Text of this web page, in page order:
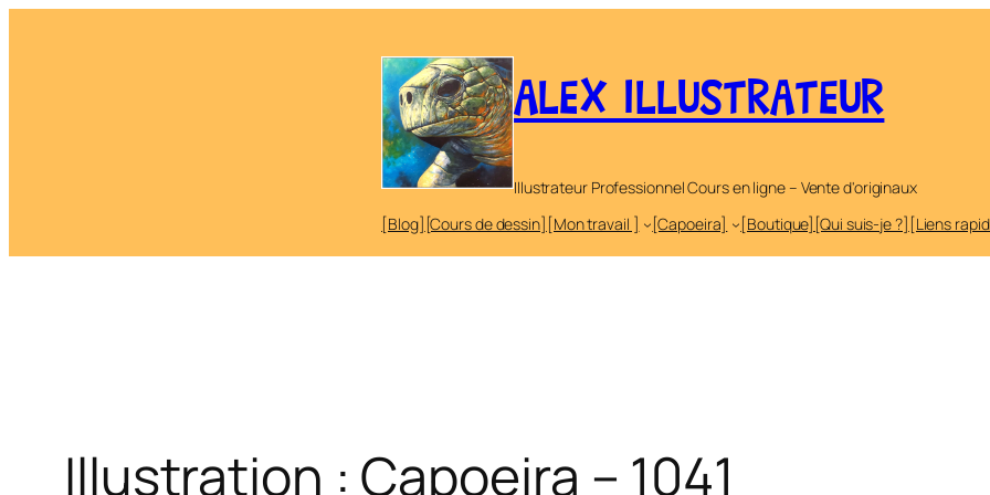
ALEX ILLUSTRATEUR
Illustrateur Professionnel Cours en ligne – Vente d'originaux
[Blog] [Cours de dessin] [Mon travail ] [Capoeira] [Boutique] [Qui suis-je ?] [Liens
Illustration : Capoeira – 1041